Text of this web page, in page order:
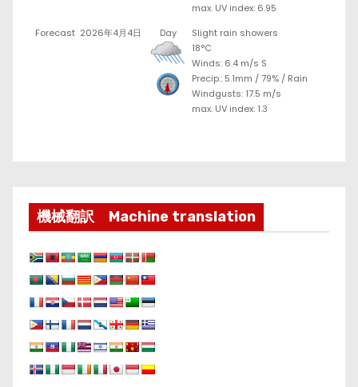
max. UV index: 6.95
Forecast 2026年4月4日 Day
Slight rain showers
18°C
Winds: 6.4 m/s S
Precip.: 5.1mm /79% / Rain
Windgusts: 17.5 m/s
max. UV index: 1.3
機械翻訳 Machine translation